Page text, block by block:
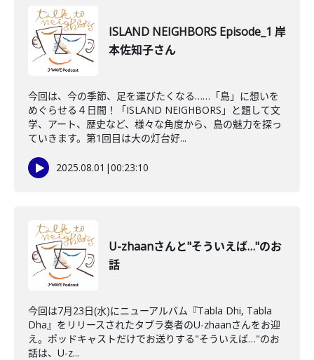
ISLAND NEIGHBORS Episode_1 岸
本佐知子さん
今回は、今の季節、足を運びたくなる……「島」に想いを
めぐらせる４日間！「ISLAND NEIGHBORS」と題して文
学、アート、歴史など、様々な角度から、島の魅力を探っ
ていきます。第1回目は大の灯台好...
2025.08.01 |00:23:10
U-zhaanさんと"そういえば…"のお
話
今回は7月23日(水)にニューアルバム『Tabla Dhi, Tabla
Dha』をリリースされたタブラ奏者のU-zhaanさんをお迎
え。ポッドキャストだけでお送りする"そういえば…"のお
話は、U-z...